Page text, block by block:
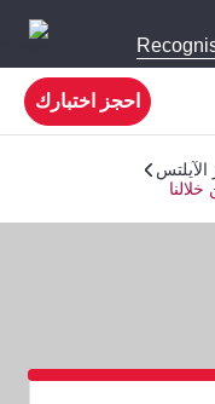
احجز اختبارك
الآيلتس